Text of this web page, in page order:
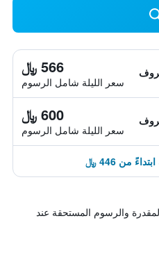
566 ﷼
سعر الليلة شامل الرسوم
600 ﷼
سعر الليلة شامل الرسوم
والرسوم المستحقة عند